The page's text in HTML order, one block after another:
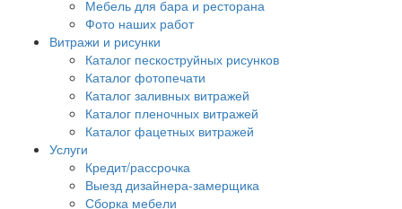
Мебель для бара и ресторана
Фото наших работ
Витражи и рисунки
Каталог пескоструйных рисунков
Каталог фотопечати
Каталог заливных витражей
Каталог пленочных витражей
Каталог фацетных витражей
Услуги
Кредит/рассрочка
Выезд дизайнера-замерщика
Сборка мебели